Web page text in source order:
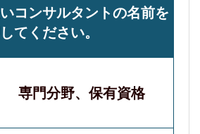
コンサルタントの名前を
てください。
専門分野、保有資格